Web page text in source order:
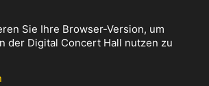
Sie Ihre Browser-Version, um
der Digital Concert Hall nutzen zu